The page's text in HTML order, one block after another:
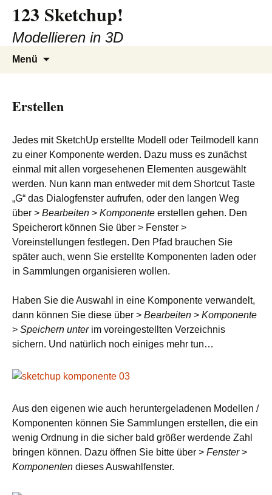
Inhalt
springen
123 Sketchup!
Modellieren in 3D
Menü
Erstellen
Jedes mit SketchUp erstellte Modell oder Teilmodell kann
zu einer Komponente werden. Dazu muss es zunächst
einmal mit allen vorgesehenen Elementen ausgewählt
werden. Nun kann man entweder mit dem Shortcut Taste
„G“ das Dialogfenster aufrufen, oder den langen Weg
über > Bearbeiten > Komponente erstellen gehen. Den
Speicherort können Sie über > Fenster >
Voreinstellungen festlegen. Den Pfad brauchen Sie
später auch, wenn Sie erstellte Komponenten laden oder
in Sammlungen organisieren wollen.
Haben Sie die Auswahl in eine Komponente verwandelt,
dann können Sie diese über > Bearbeiten > Komponente
> Speichern unterim voreingestellten Verzeichnis
sichern. Und natürlich noch einiges mehr tun…
Aus den eigenen wie auch heruntergeladenen Modellen /
Komponenten können Sie Sammlungen erstellen, die ein
wenig Ordnung in die sicher bald größer werdende Zahl
bringen können. Dazu öffnen Sie bitte über > Fenster>
Komponenten dieses Auswahlfenster.